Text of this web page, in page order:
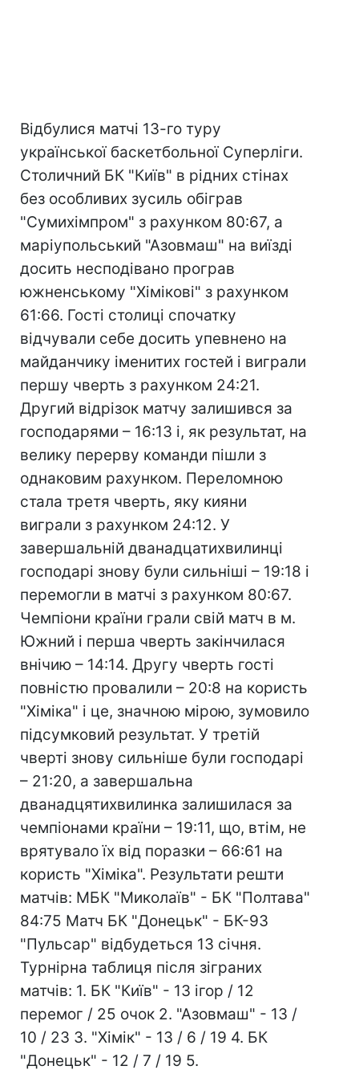
Відбулися матчі 13-го туру
української баскетбольної Суперліги.
Столичний БК "Київ" в рідних стінах
без особливих зусиль обіграв
"Сумихімпром" з рахунком 80:67, а
маріупольський "Азовмаш" на виїзді
досить несподівано програв
южненському "Хімікові" з рахунком
61:66. Гості столиці спочатку
відчували себе досить упевнено на
майданчику іменитих гостей і виграли
першу чверть з рахунком 24:21.
Другий відрізок матчу залишився за
господарями – 16:13 і, як результат, на
велику перерву команди пішли з
однаковим рахунком. Переломною
стала третя чверть, яку кияни
виграли з рахунком 24:12. У
завершальній дванадцатихвилинці
господарі знову були сильніші – 19:18 і
перемогли в матчі з рахунком 80:67.
Чемпіони країни грали свій матч в м.
Южний і перша чверть закінчилася
внічию – 14:14. Другу чверть гості
повністю провалили – 20:8 на користь
"Хіміка" і це, значною мірою, зумовило
підсумковий результат. У третій
чверті знову сильніше були господарі
– 21:20, а завершальна
дванадцятихвилинка залишилася за
чемпіонами країни – 19:11, що, втім, не
врятувало їх від поразки – 66:61 на
користь "Хіміка". Результати решти
матчів: МБК "Миколаїв" - БК "Полтава"
84:75 Матч БК "Донецьк" - БК-93
"Пульсар" відбудеться 13 січня.
Турнірна таблиця після зіграних
матчів: 1. БК "Київ" - 13 ігор / 12
перемог / 25 очок 2. "Азовмаш" - 13 /
10 / 23 3. "Хімік" - 13 / 6 / 19 4. БК
"Донецьк" - 12 / 7 / 19 5.